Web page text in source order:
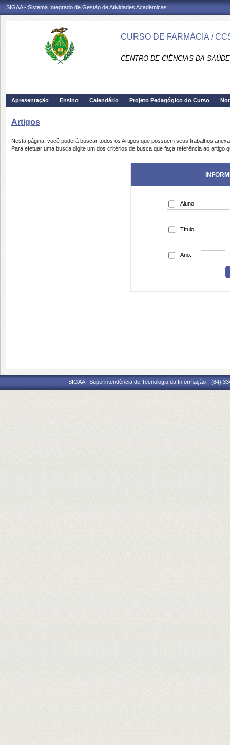
SIGAA - Sistema Integrado de Gestão de Atividades Acadêmicas
CURSO DE FARMÁCIA /
CENTRO DE CIÊNCIAS DA
Apresentação Ensino Calendário Projeto Pedagógico do Curso
Artigos
Nesta página, você poderá buscar todos os Artigos que possuem seus trabalhos
Para efetuar uma busca digite um dos critérios de busca que faça referência ao artigo
Aluno:
Título:
Ano:
SIGAA | Superintendência de Tecnologia da Informação - (84)